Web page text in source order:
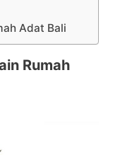
Adat Bali
Rumah